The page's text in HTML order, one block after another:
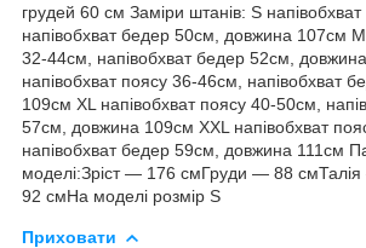
грудей 60 см Заміри штанів: S
напівобхват бедер 50см, довжина 107см М
32-44см, напівобхват бедер 52см,
напівобхват поясу 36-46см, напівобхват
109см XL напівобхват поясу 40-50см,
57см, довжина 109см XXL напівобхват
напівобхват бедер 59см, довжина 111см
моделі:Зріст — 176 смГруди — 88
92 смНа моделі розмір S
Приховати